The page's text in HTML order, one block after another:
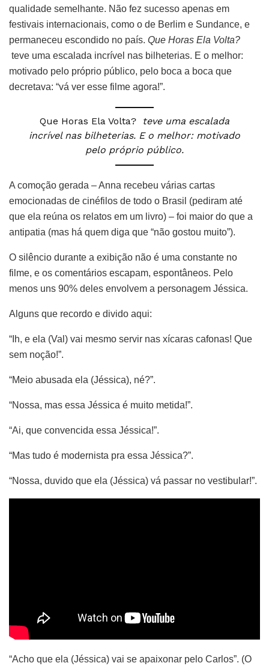
qualidade semelhante. Não fez sucesso apenas em
festivais internacionais, como o de Berlim e Sundance, e
permaneceu escondido no país. Que Horas Ela Volta?
teve uma escalada incrível nas bilheterias. E o melhor:
motivado pelo próprio público, pelo boca a boca que
decretava: “vá ver esse filme agora!”.
Que Horas Ela Volta? teve uma escalada
incrível nas bilheterias. E o melhor: motivado
pelo próprio público.
A comoção gerada – Anna recebeu várias cartas
emocionadas de cinéfilos de todo o Brasil (pediram até
que ela reúna os relatos em um livro) – foi maior do que a
antipatia (mas há quem diga que “não gostou muito”).
O silêncio durante a exibição não é uma constante no
filme, e os comentários escapam, espontâneos. Pelo
menos uns 90% deles envolvem a personagem Jéssica.
Alguns que recordo e divido aqui:
“Ih, e ela (Val) vai mesmo servir nas xícaras cafonas! Que
sem noção!”.
“Meio abusada ela (Jéssica), né?”.
“Nossa, mas essa Jéssica é muito metida!”.
“Ai, que convencida essa Jéssica!”.
“Mas tudo é modernista pra essa Jéssica?”.
“Nossa, duvido que ela (Jéssica) vá passar no vestibular!”.
“Acho que ela (Jéssica) vai se apaixonar pelo Carlos”. (O